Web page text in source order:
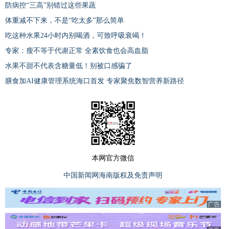
防病控“三高”别错过这些果蔬
体重减不下来，不是“吃太多”那么简单
吃这种水果24小时内别喝酒，可致呼吸衰竭！
专家：瘦不等于代谢正常 全素饮食也会高血脂
水果不甜不代表含糖量低！别被口感骗了
膳食加AI健康管理系统海口首发 专家聚焦数智营养新路径
本网官方微信
中国新闻网海南版权及免责声明
广告